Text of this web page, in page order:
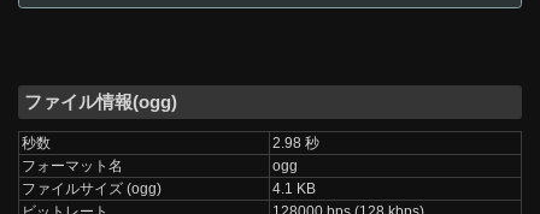
ファイル情報(ogg)
秒数
2.98 秒
フォーマット名
ogg
ファイルサイズ (ogg)
4.1 KB